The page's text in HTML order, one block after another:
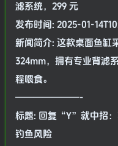
滤系统，299 元
发布时间: 2025-01-
新闻简介: 这款桌面鱼缸
324mm，拥有专业背滤
程喂食。
———————-
标题: 回复“Y”就中招：
钓鱼风险